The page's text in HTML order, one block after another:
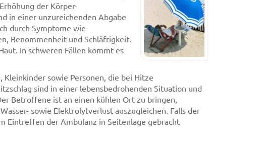
der Körper-
in einer unzureichenden Abgabe
durch Symptome wie
Benommenheit und Schläfrigkeit.
In schweren Fällen kommt es
Kleinkinder sowie Personen, die bei Hitze
sind in einer lebensbedrohenden Situation und
Betroffene ist an einen kühlen Ort zu bringen,
sowie Elektrolytverlust auszugleichen. Falls der
Eintreffen der Ambulanz in Seitenlage gebracht